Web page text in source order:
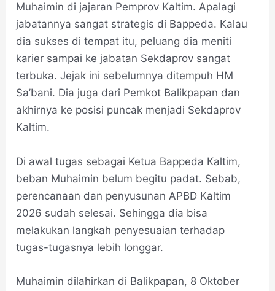
Muhaimin di jajaran Pemprov Kaltim. Apalagi
jabatannya sangat strategis di Bappeda. Kalau
dia sukses di tempat itu, peluang dia meniti
karier sampai ke jabatan Sekdaprov sangat
terbuka. Jejak ini sebelumnya ditempuh HM
Sa’bani. Dia juga dari Pemkot Balikpapan dan
akhirnya ke posisi puncak menjadi Sekdaprov
Kaltim.
Di awal tugas sebagai Ketua Bappeda Kaltim,
beban Muhaimin belum begitu padat. Sebab,
perencanaan dan penyusunan APBD Kaltim
2026 sudah selesai. Sehingga dia bisa
melakukan langkah penyesuaian terhadap
tugas-tugasnya lebih longgar.
Muhaimin dilahirkan di Balikpapan, 8 Oktober